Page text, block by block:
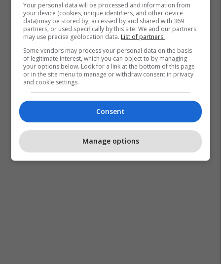
Your personal data will be processed and information from
your device (cookies, unique identifiers, and other device
data) may be stored by, accessed by and shared with 369
partners, or used specifically by this site. We and our partners
may use precise geolocation data. List of partners.
Some vendors may process your personal data on the basis
of legitimate interest, which you can object to by managing
your options below. Look for a link at the bottom of this page
or in the site menu to manage or withdraw consent in privacy
and cookie settings.
Consent
Manage options